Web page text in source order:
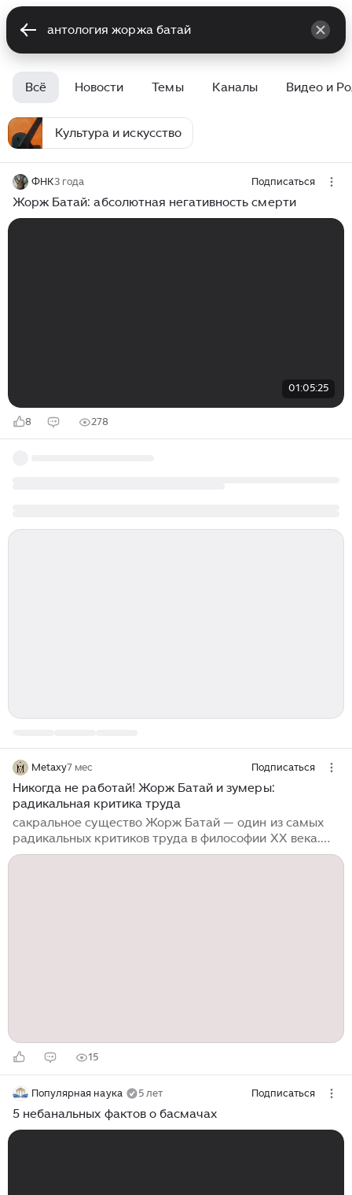
Всё Новости Темы Каналы Видео и
Культура и искусство
ФНК3 года Подписаться
Жорж Батай: абсолютная негативность смерти
01:05:25
8 278
Metaxy7 мес Подписаться
Никогда не работай! Жорж Батай и зумеры:
радикальная критика труда
сакральное существо Жорж Батай — один из самых
радикальных критиков труда в философии XX века.
Его оценка не просто негативна — она
15
Популярная наука 5 лет Подписаться
5 небанальных фактов о басмачах